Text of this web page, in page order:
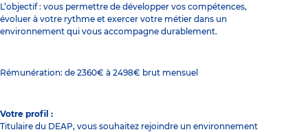
L’objectif : vous permettre de développer vos compétences,
évoluer à votre rythme et exercer votre métier dans un
environnement qui vous accompagne durablement.
Rémunération: de 2360€ à 2498€ brut mensuel
Votre profil :
Titulaire du DEAP, vous souhaitez rejoindre un environnement